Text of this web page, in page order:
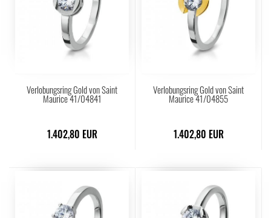
Verlobungsring Gold von Saint
Maurice 41/04841
1.402,80 EUR
Verlobungsring Gold von Saint
Maurice 41/04855
1.402,80 EUR